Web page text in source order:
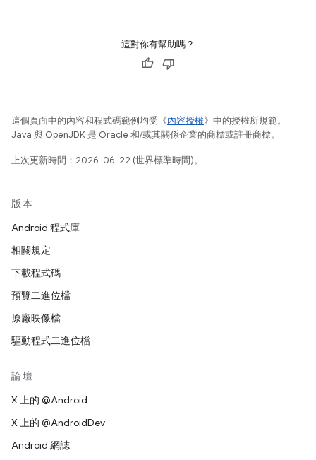
這對你有幫助嗎？
這個頁面中的內容和程式碼範例均受《內容授權》中的授權所規範。
Java 與 OpenJDK 是 Oracle 和/或其關係企業的商標或註冊商標。
上次更新時間：2026-06-22 (世界標準時間)。
版本
Android 程式庫
相關規定
下載程式碼
預覽二進位檔
原廠映像檔
驅動程式二進位檔
論壇
X 上的 @Android
X 上的 @AndroidDev
Android 網誌